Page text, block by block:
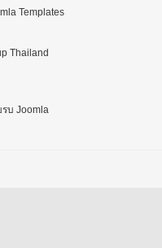
Templates
Thailand
บ Joomla